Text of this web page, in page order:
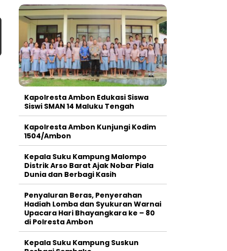
Kapolresta Ambon Edukasi Siswa
Siswi SMAN 14 Maluku Tengah
Kapolresta Ambon Kunjungi Kodim
1504/Ambon
Kepala Suku Kampung Malompo
Distrik Arso Barat Ajak Nobar Piala
Dunia dan Berbagi Kasih
Penyaluran Beras, Penyerahan
Hadiah Lomba dan Syukuran Warnai
Upacara Hari Bhayangkara ke – 80
di Polresta Ambon
Kepala Suku Kampung Suskun